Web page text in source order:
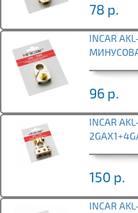
78 р.
INCAR
96 р.
INCAR
150 р.
INCAR